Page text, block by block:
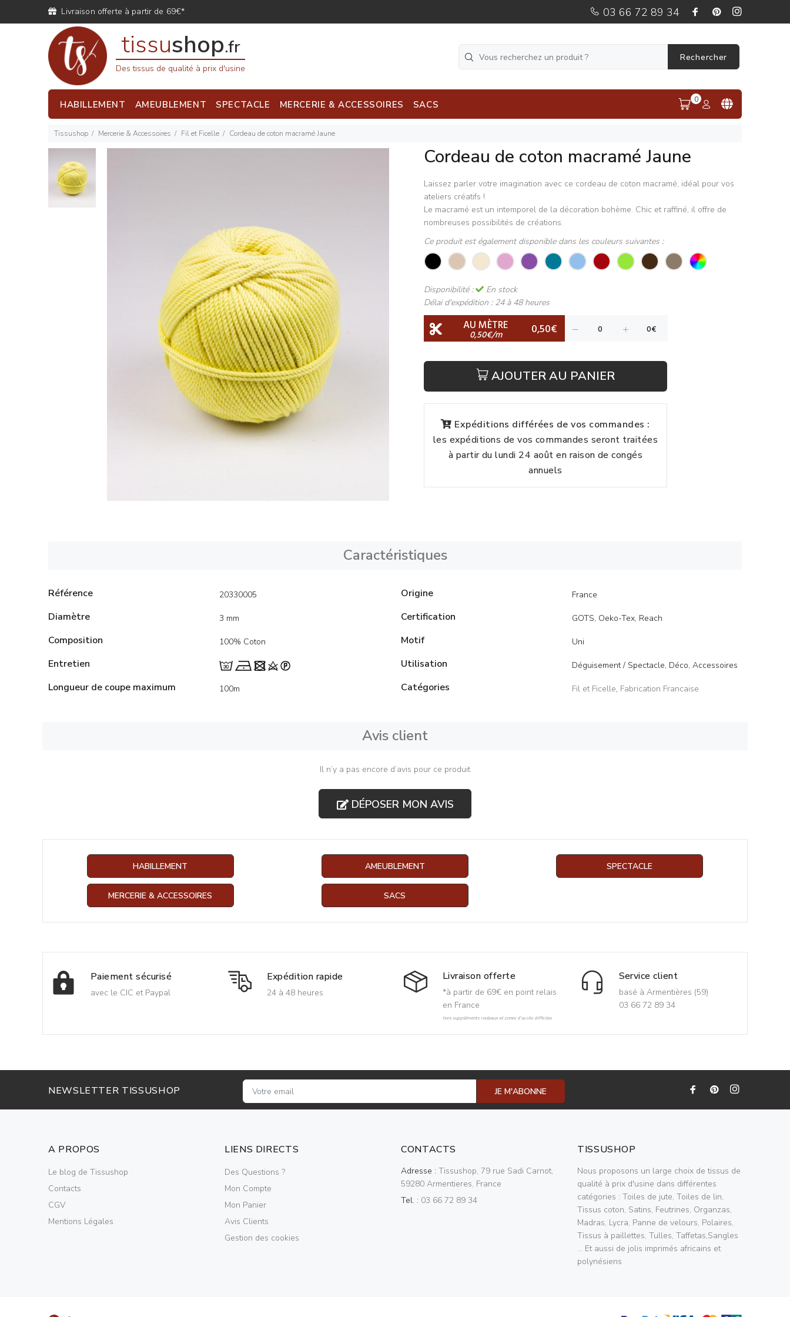
Livraison offerte à partir de 69€* 03 66 72 89 34
tissushop.fr
Des tissus de qualité à prix d'usine
Rechercher
HABILLEMENT AMEUBLEMENT SPECTACLE MERCERIE & ACCESSOIRES SACS 0
Tissushop Mercerie & Accessoires Fil et Ficelle Cordeau de coton macramé Jaune
Cordeau de coton macramé Jaune
Laissez parler votre imagination avec ce cordeau de coton macramé, idéal pour vos
ateliers créatifs !
Le macramé est un intemporel de la décoration bohème. Chic et raffiné, il offre de
nombreuses possibilités de créations.
Ce produit est également disponible dans les couleurs suivantes :
Disponibilité :
En stock
Délai d'expédition : 24 à 48 heures
AU MÈTRE
0,50€/m 0,50€
AJOUTER AU PANIER
Expéditions différées de vos commandes :
les expéditions de vos commandes seront traitées
à partir du lundi 24 août en raison de congés
annuels
Caractéristiques
Référence 20330005
Diamètre 3 mm
Composition 100% Coton
Entretien
Longueur de coupe maximum
100m
Origine France
Certification GOTS, Oeko-Tex, Reach
Motif Uni
Utilisation Déguisement / Spectacle, Déco, Accessoires
Catégories Fil et Ficelle, Fabrication Francaise
Avis client
Il n’y a pas encore d’avis pour ce produit
DÉPOSER MON AVIS
HABILLEMENT AMEUBLEMENT SPECTACLE
MERCERIE & ACCESSOIRES SACS
Paiement sécurisé
avec le CIC et Paypal
Expédition rapide
24 à 48 heures
Livraison offerte
*à partir de 69€ en point relais
en France
hors suppléments rouleaux et zones d'accès difficiles
Service client
basé à Armentières (59)
03 66 72 89 34
NEWSLETTER TISSUSHOP JE M'ABONNE
A PROPOS
Le blog de Tissushop
Contacts
CGV
Mentions Légales
LIENS DIRECTS
Des Questions ?
Mon Compte
Mon Panier
Avis Clients
Gestion des cookies
CONTACTS
Adresse : Tissushop, 79 rue Sadi Carnot,
59280 Armentieres, France
Tel. : 03 66 72 89 34
TISSUSHOP
Nous proposons un large choix de tissus de
qualité à prix d'usine dans différentes
catégories : Toiles de jute, Toiles de lin,
Tissus coton, Satins, Feutrines, Organzas,
Madras, Lycra, Panne de velours, Polaires,
Tissus à paillettes, Tulles, Taffetas,Sangles
... Et aussi de jolis imprimés africains et
polynésiens